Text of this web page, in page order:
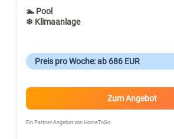
🏊 Pool
❄ Klimaanlage
Preis pro Woche: ab 686 EUR
Zum Angebot
Ein Partner-Angebot von HomeToGo